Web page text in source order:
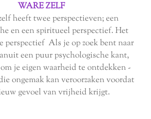
WARE ZELF
heeft twee perspectieven; een
en een spiritueel perspectief. Het
perspectief Als je op zoek bent naar
een puur psychologische kant,
je eigen waarheid te ontdekken -
ongemak kan veroorzaken voordat
gevoel van vrijheid krijgt.